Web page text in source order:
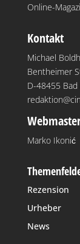
Online-
Kontakt
Michael
Bentheimer
D-48455
Marko Ikonić
Rezension
Urheber
News